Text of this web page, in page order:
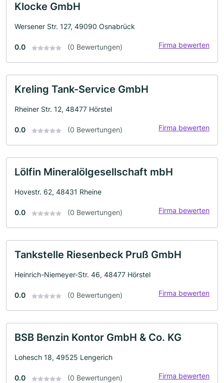
Klocke GmbH
Wersener Str. 127, 49090 Osnabrück
0.0 (0 Bewertungen) Firma bewerten
Kreling Tank-Service GmbH
Rheiner Str. 12, 48477 Hörstel
0.0 (0 Bewertungen) Firma bewerten
Lölfin Mineralölgesellschaft mbH
Hovestr. 62, 48431 Rheine
0.0 (0 Bewertungen) Firma bewerten
Tankstelle Riesenbeck Pruß GmbH
Heinrich-Niemeyer-Str. 46, 48477 Hörstel
0.0 (0 Bewertungen) Firma bewerten
BSB Benzin Kontor GmbH & Co. KG
Lohesch 18, 49525 Lengerich
0.0 (0 Bewertungen) Firma bewerten